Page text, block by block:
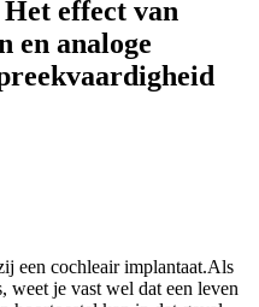
effect van
en analoge
een cochleair implantaat.Als
weet je vast wel dat een leven